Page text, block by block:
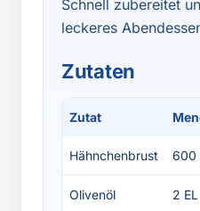
Schnell zubereitet
leckeres
Zutaten
Zutat
Hähnchenbrust 600
Olivenöl 2 EL